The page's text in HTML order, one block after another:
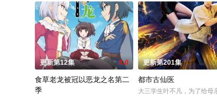
更新第12集 5.0
食草老龙被冠以恶龙之名第二
季
更新第201集
都市古仙医
大三学生叶不凡，为了给母